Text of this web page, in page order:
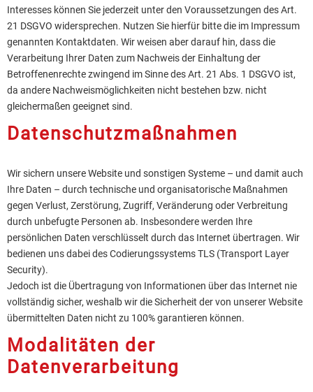
Interesses können Sie jederzeit unter den Voraussetzungen des Art.
21 DSGVO widersprechen. Nutzen Sie hierfür bitte die im Impressum
genannten Kontaktdaten. Wir weisen aber darauf hin, dass die
Verarbeitung Ihrer Daten zum Nachweis der Einhaltung der
Betroffenenrechte zwingend im Sinne des Art. 21 Abs. 1 DSGVO ist,
da andere Nachweismöglichkeiten nicht bestehen bzw. nicht
gleichermaßen geeignet sind.
Datenschutzmaßnahmen
Wir sichern unsere Website und sonstigen Systeme – und damit auch
Ihre Daten – durch technische und organisatorische Maßnahmen
gegen Verlust, Zerstörung, Zugriff, Veränderung oder Verbreitung
durch unbefugte Per­sonen ab. Insbesondere werden Ihre
persönlichen Daten verschlüsselt durch das Internet übertragen. Wir
bedienen uns dabei des Codierungssystems TLS (Transport Layer
Security).
Jedoch ist die Übertragung von Informationen über das Internet nie
vollständig sicher, weshalb wir die Sicherheit der von unserer Website
übermittelten Daten nicht zu 100% garantieren können.
Modalitäten der
Datenverarbeitung